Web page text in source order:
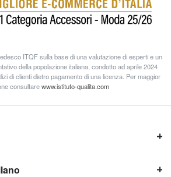
ITQF sulla base di una valutazione di esperti e un
della popolazione italiana, condotto ad aprile 2024
di clienti dietro pagamento di una licenza. Per maggior
consultarewww.istituto-qualita.com